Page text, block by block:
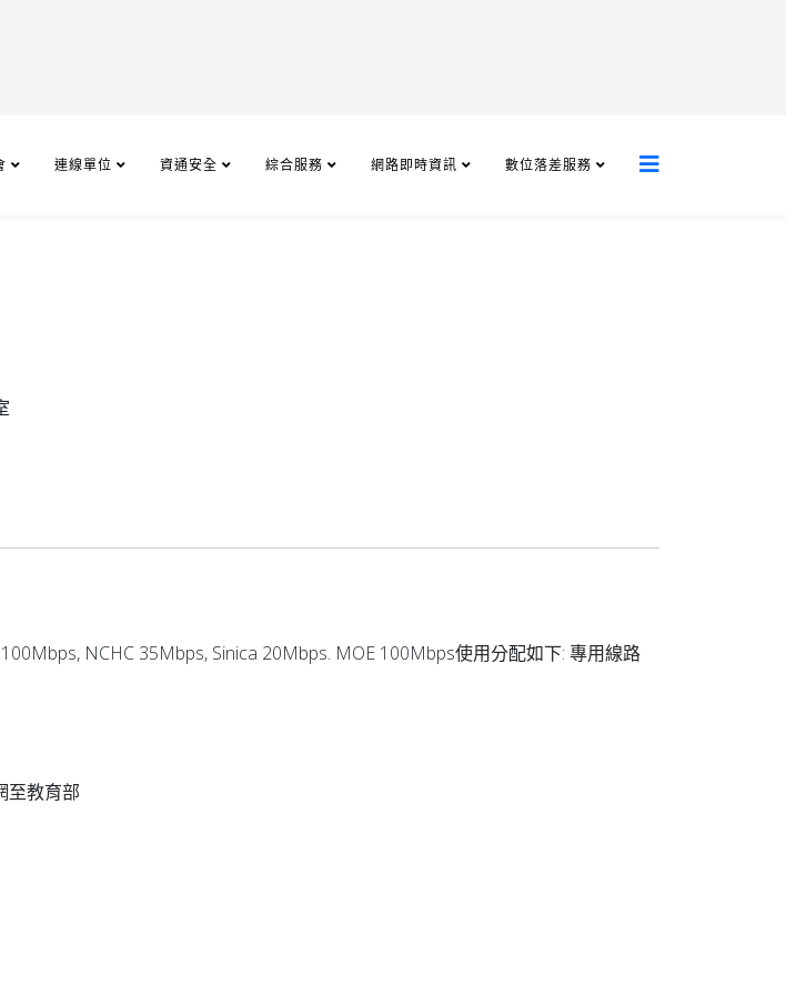
連線單位 資通安全 綜合服務 網路即時資訊 數位落差服務
NCHC 35Mbps, Sinica 20Mbps. MOE 100Mbps使用分配如下: 專用線路
至教育部